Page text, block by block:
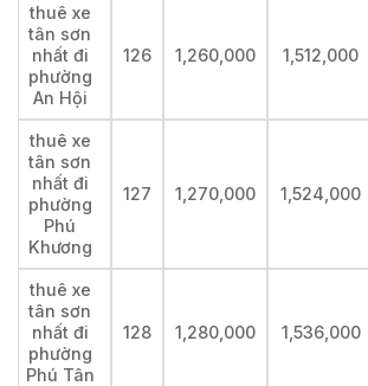
thuê xe
tân sơn
nhất đi
phường
An Hội
126 1,260,000 1,512,000
thuê xe
tân sơn
nhất đi
phường
Phú
Khương
127 1,270,000 1,524,000
thuê xe
tân sơn
nhất đi
phường
Phú Tân
128 1,280,000 1,536,000